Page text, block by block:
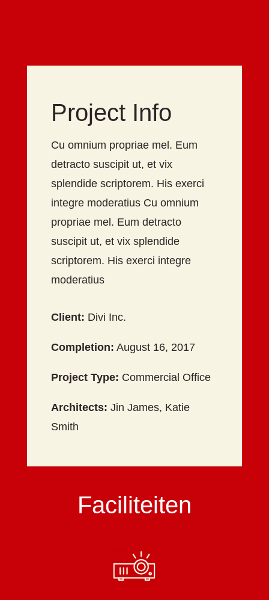
Project Info
Cu omnium propriae mel. Eum
detracto suscipit ut, et vix
splendide scriptorem. His exerci
integre moderatius Cu omnium
propriae mel. Eum detracto
suscipit ut, et vix splendide
scriptorem. His exerci integre
moderatius
Client: Divi Inc.
Completion: August 16, 2017
Project Type: Commercial Office
Architects: Jin James, Katie
Smith
Faciliteiten